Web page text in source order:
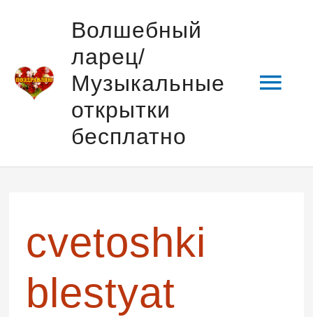
содержимому
Волшебный
ларец/
Музыкальные
открытки
бесплатно
cvetoshki
blestyat